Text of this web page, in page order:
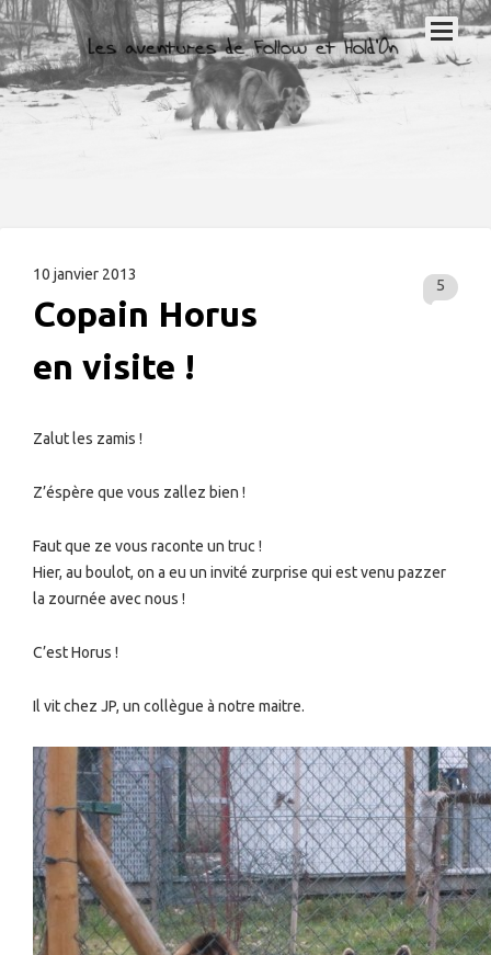
10 janvier 2013
5
Copain Horus
en visite !
Zalut les zamis !
Z’éspère que vous zallez bien !
Faut que ze vous raconte un truc !
Hier, au boulot, on a eu un invité zurprise qui est venu pazzer
la zournée avec nous !
C’est Horus !
Il vit chez JP, un collègue à notre maitre.